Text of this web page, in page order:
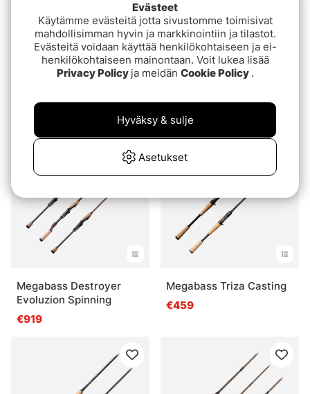
Megabass Destroyer P5
€549
Arvio: (2)5.0 5:sta
Megabass Destroyer
Evoluzion Spinning
€919
Megabass Triza Casting
€459
Evästeet
Käytämme evästeitä jotta sivustomme toimisivat
mahdollisimman hyvin ja markkinointiin ja tilastot.
Evästeitä voidaan käyttää henkilökohtaiseen ja ei-
henkilökohtaiseen mainontaan. Voit lukea lisää
Privacy Policy ja meidän Cookie Policy .
Asetukset
Hyväksy & sulje